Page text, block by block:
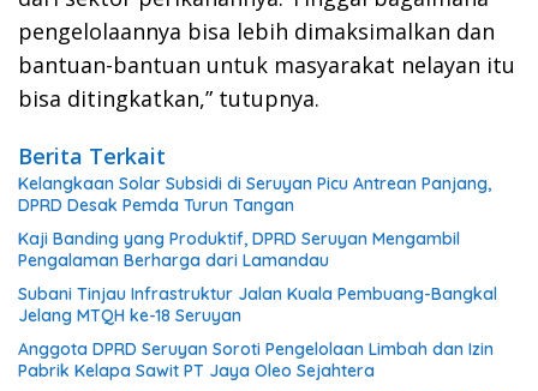
pengelolaannya bisa lebih dimaksimalkan dan
bantuan-bantuan untuk masyarakat nelayan itu
bisa ditingkatkan,” tutupnya.
Berita Terkait
Kelangkaan Solar Subsidi di Seruyan Picu Antrean Panjang,
DPRD Desak Pemda Turun Tangan
Kaji Banding yang Produktif, DPRD Seruyan Mengambil
Pengalaman Berharga dari Lamandau
Subani Tinjau Infrastruktur Jalan Kuala Pembuang-Bangkal
Jelang MTQH ke-18 Seruyan
Anggota DPRD Seruyan Soroti Pengelolaan Limbah dan Izin
Pabrik Kelapa Sawit PT Jaya Oleo Sejahtera